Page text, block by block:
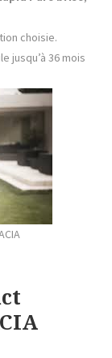
choisie.
jusqu’à 36 mois